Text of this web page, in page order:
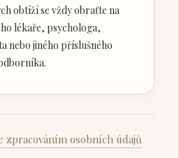
obtíží se vždy obraťte na
lékaře, psychologa,
nebo jiného příslušného
zpracováním osobních údajů